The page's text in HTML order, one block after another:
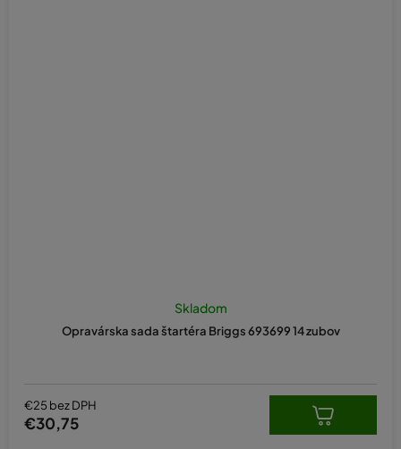
Opravárska sada štartéra Briggs 693699 14 zubov
Skladom
€25 bez DPH
€30,75